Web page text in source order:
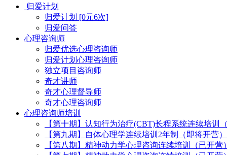
归爱计划
归爱计划 [0元6次]
归爱问答
心理咨询师
归爱优选心理咨询师
归爱计划心理咨询师
独立项目咨询师
奇才讲师
奇才心理督导师
奇才心理咨询师
心理咨询师培训
【第十期】认知行为治疗(CBT)长程系统连续培训
【第九期】自体心理学连续培训2年制（即将开营）
【第八期】精神动力学心理咨询连续培训（已开营）